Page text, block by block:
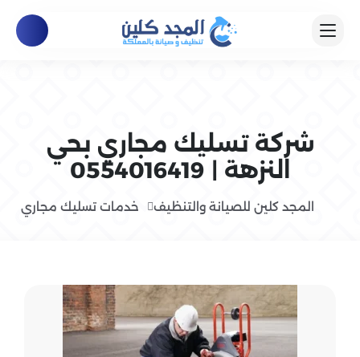
شركة تسليك مجاري بحي
النزهة | 0554016419
المجد كلين للصيانة والتنظيف خدمات تسليك مجاري